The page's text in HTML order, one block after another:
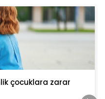
çocuklara zarar